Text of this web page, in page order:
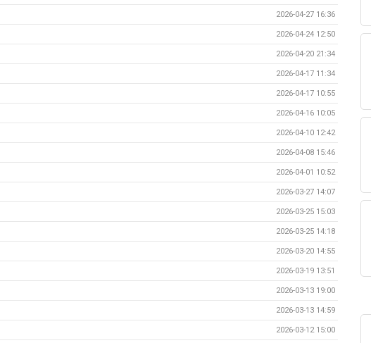
2026-04-27 16:36
2026-04-24 12:50
2026-04-20 21:34
2026-04-17 11:34
2026-04-17 10:55
2026-04-16 10:05
2026-04-10 12:42
2026-04-08 15:46
2026-04-01 10:52
2026-03-27 14:07
2026-03-25 15:03
2026-03-25 14:18
2026-03-20 14:55
2026-03-19 13:51
2026-03-13 19:00
2026-03-13 14:59
2026-03-12 15:00